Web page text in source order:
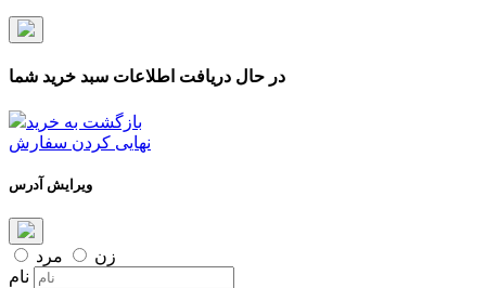
در حال دریافت اطلاعات سبد خرید شما
بازگشت به خرید
نهایی کردن سفارش
ویرایش آدرس
زن
مرد
نام